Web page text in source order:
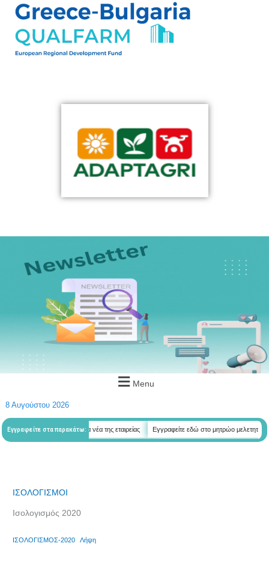
Menu
8 Αυγούστου 2026
Εγγραφείτε στα παρακάτω:
για να λαμβάνεται όλα τα νέα της εταιρείας Εγγραφείτε εδώ στο μητρώο μελετητών
ΙΣΟΛΟΓΙΣΜΟΙ
Ισολογισμός 2020
ΙΣΟΛΟΓΙΣΜΟΣ-2020 Λήψη